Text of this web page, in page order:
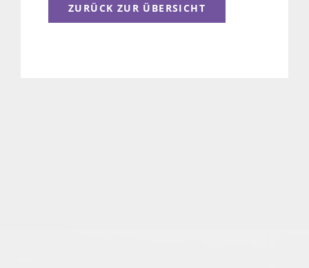
ZURÜCK ZUR ÜBERSICHT